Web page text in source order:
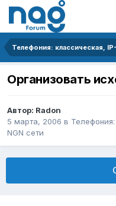
Организовать
Автор: Radon
5 марта, 2006 в
NGN сети